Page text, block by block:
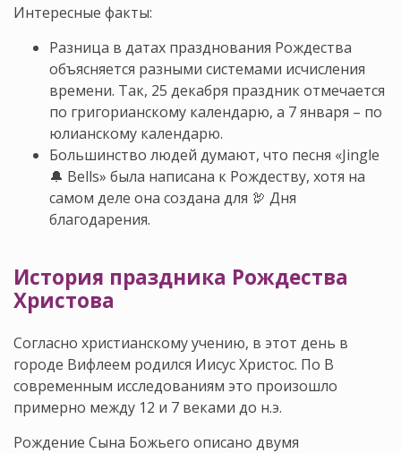
Интересные факты:
Разница в датах празднования Рождества
объясняется разными системами исчисления
времени. Так, 25 декабря праздник отмечается
по григорианскому календарю, а 7 января – по
юлианскому календарю.
Большинство людей думают, что песня «Jingle
🔔 Bells» была написана к Рождеству, хотя на
самом деле она создана для 🦃 Дня
благодарения.
История праздника Рождества
Христова
Согласно христианскому учению, в этот день в
городе Вифлеем родился Иисус Христос. По В
современным исследованиям это произошло
примерно между 12 и 7 веками до н.э.
Рождение Сына Божьего описано двумя